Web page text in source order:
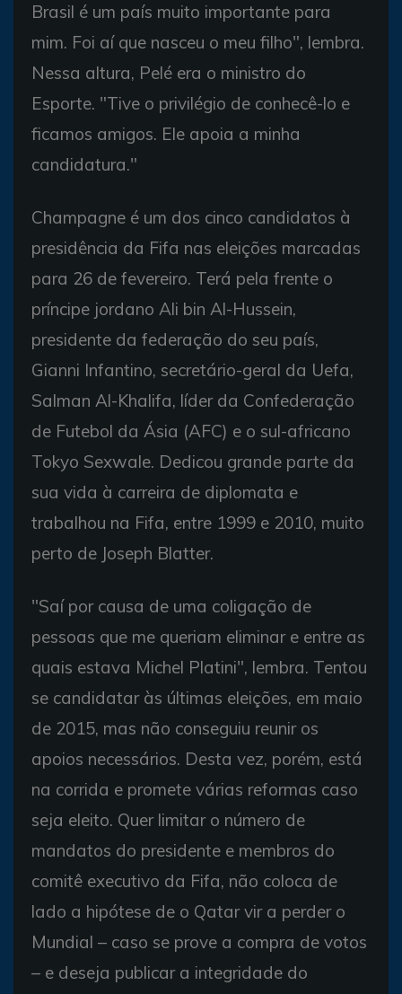
Brasil é um país muito importante para
mim. Foi aí que nasceu o meu filho", lembra.
Nessa altura, Pelé era o ministro do
Esporte. "Tive o privilégio de conhecê-lo e
ficamos amigos. Ele apoia a minha
candidatura."
Champagne é um dos cinco candidatos à
presidência da Fifa nas eleições marcadas
para 26 de fevereiro. Terá pela frente o
príncipe jordano Ali bin Al-Hussein,
presidente da federação do seu país,
Gianni Infantino, secretário-geral da Uefa,
Salman Al-Khalifa, líder da Confederação
de Futebol da Ásia (AFC) e o sul-africano
Tokyo Sexwale. Dedicou grande parte da
sua vida à carreira de diplomata e
trabalhou na Fifa, entre 1999 e 2010, muito
perto de Joseph Blatter.
"Saí por causa de uma coligação de
pessoas que me queriam eliminar e entre as
quais estava Michel Platini", lembra. Tentou
se candidatar às últimas eleições, em maio
de 2015, mas não conseguiu reunir os
apoios necessários. Desta vez, porém, está
na corrida e promete várias reformas caso
seja eleito. Quer limitar o número de
mandatos do presidente e membros do
comitê executivo da Fifa, não coloca de
lado a hipótese de o Qatar vir a perder o
Mundial – caso se prove a compra de votos
– e deseja publicar a integridade do